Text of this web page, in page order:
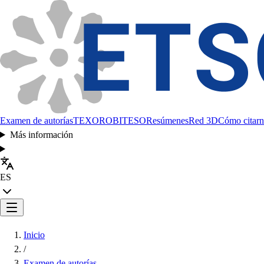
Examen de autoríasTEXOROBITESOResúmenesRed 3DCómo
Más información
ES
Inicio
/